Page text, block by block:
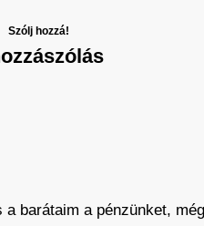
Szólj hozzá!
barátaim a pénzünket,